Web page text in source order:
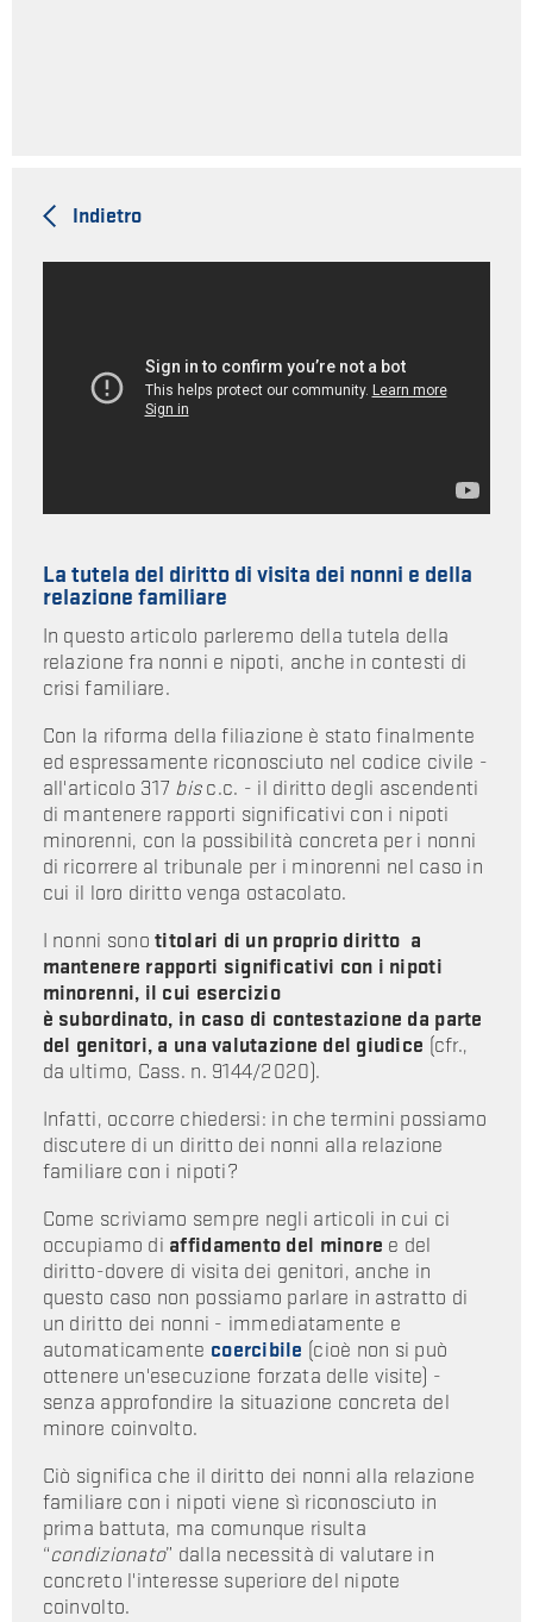
Indietro
La tutela del diritto di visita dei nonni e della
relazione familiare
In questo articolo parleremo della tutela della
relazione fra nonni e nipoti, anche in contesti di
crisi familiare.
Con la riforma della filiazione è stato finalmente
ed espressamente riconosciuto nel codice civile -
all'articolo 317 bisc.c. - il diritto degli ascendenti
di mantenere rapporti significativi con i nipoti
minorenni, con la possibilità concreta per i nonni
di ricorrere al tribunale per i minorenni nel caso in
cui il loro diritto venga ostacolato.
I nonni sonotitolari di un proprio diritto a
mantenere rapporti significativi con i nipoti
minorenni, il cui esercizio
è subordinato, in caso di contestazione da parte
del genitori, a una valutazione del giudice (cfr.,
da ultimo, Cass. n. 9144/2020).
Infatti, occorre chiedersi: in che termini possiamo
discutere di un diritto dei nonni alla relazione
familiare con i nipoti?
Come scriviamo sempre negli articoli in cui ci
occupiamo di affidamento del minore e del
diritto-dovere di visita dei genitori, anche in
questo caso non possiamo parlare in astratto di
un diritto dei nonni - immediatamente e
automaticamente coercibile (cioè non si può
ottenere un'esecuzione forzata delle visite) -
senza approfondire la situazione concreta del
minore coinvolto.
Ciò significa che il diritto dei nonni alla relazione
familiare con i nipoti viene sì riconosciuto in
prima battuta, ma comunque risulta
“condizionato” dalla necessità di valutare in
concreto l'interesse superiore del nipote
coinvolto.